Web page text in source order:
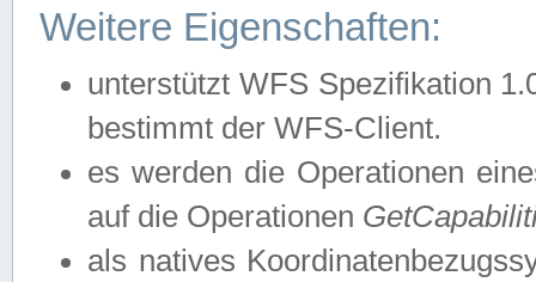
Weitere Eigenschaften:
unterstützt WFS Spezifikation
bestimmt der WFS-Client.
es werden die Operationen
auf die Operationen
als natives